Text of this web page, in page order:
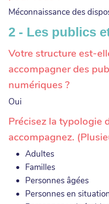
Méconnaissance des
2 - Les publics
Votre structure est-
accompagner des
numériques ?
Oui
Précisez la typologie
accompagnez.
Adultes
Familles
Personnes âgées
Personnes en